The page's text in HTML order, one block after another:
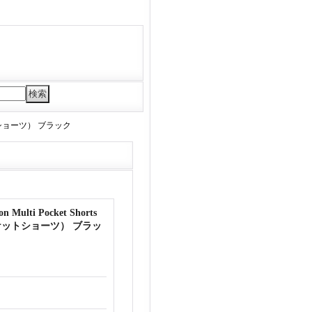
ーツ） ブラック
Multi Pocket Shorts
トショーツ） ブラッ